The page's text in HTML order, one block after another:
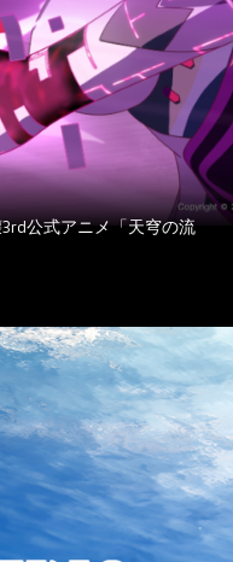
公式アニメ「天穹の流